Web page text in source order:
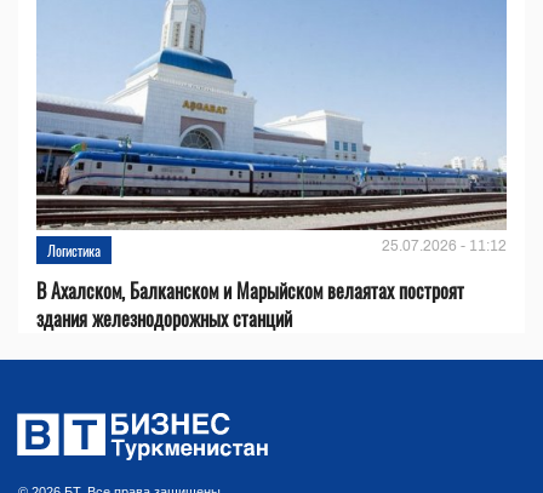
Логистика 25.07.2026 - 11:12
В Ахалском, Балканском и Марыйском велаятах построят
здания железнодорожных станций